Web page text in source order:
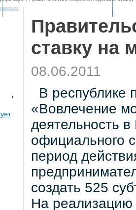
Общественные обсуждения
ставку на
08.06.2011
В республике
«Вовлечение
деятельность
официального
период
создать 525
На реализацию